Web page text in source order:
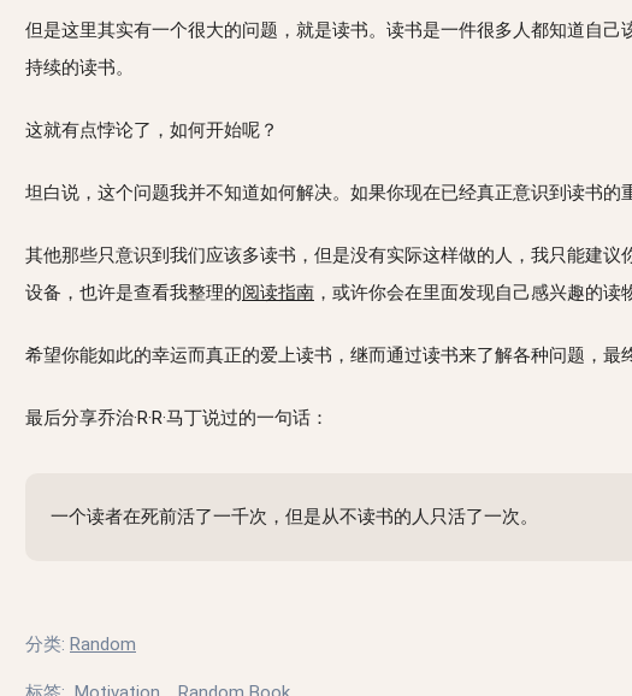
但是这里其实有一个很大的问题，就是读书。读书是一件很多人都知道自
持续的读书。
这就有点悖论了，如何开始呢？
坦白说，这个问题我并不知道如何解决。如果你现在已经真正意识到读书的
其他那些只意识到我们应该多读书，但是没有实际这样做的人，我只能建
设备，也许是查看我整理的阅读指南 ，或许你会在里面发现自己感兴趣的读
希望你能如此的幸运而真正的爱上读书，继而通过读书来了解各种问题，最
最后分享乔治·R·R·马丁说过的一句话：
一个读者在死前活了一千次，但是从不读书的人只活了一次。
分类: Random